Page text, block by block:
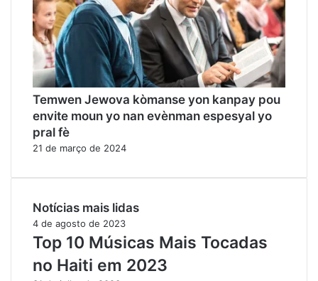
Temwen Jewova kòmanse yon kanpay pou
envite moun yo nan evènman espesyal yo
pral fè
21 de março de 2024
Notícias mais lidas
4 de agosto de 2023
Top 10 Músicas Mais Tocadas
no Haiti em 2023